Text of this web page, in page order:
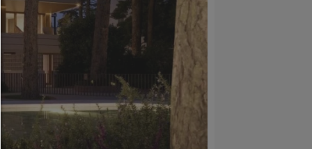
Administradores de consentimiento
AYUDA
Para continuar,debe hacer una selección de
continuación encontrará una explicación de las
opciones y su significado.